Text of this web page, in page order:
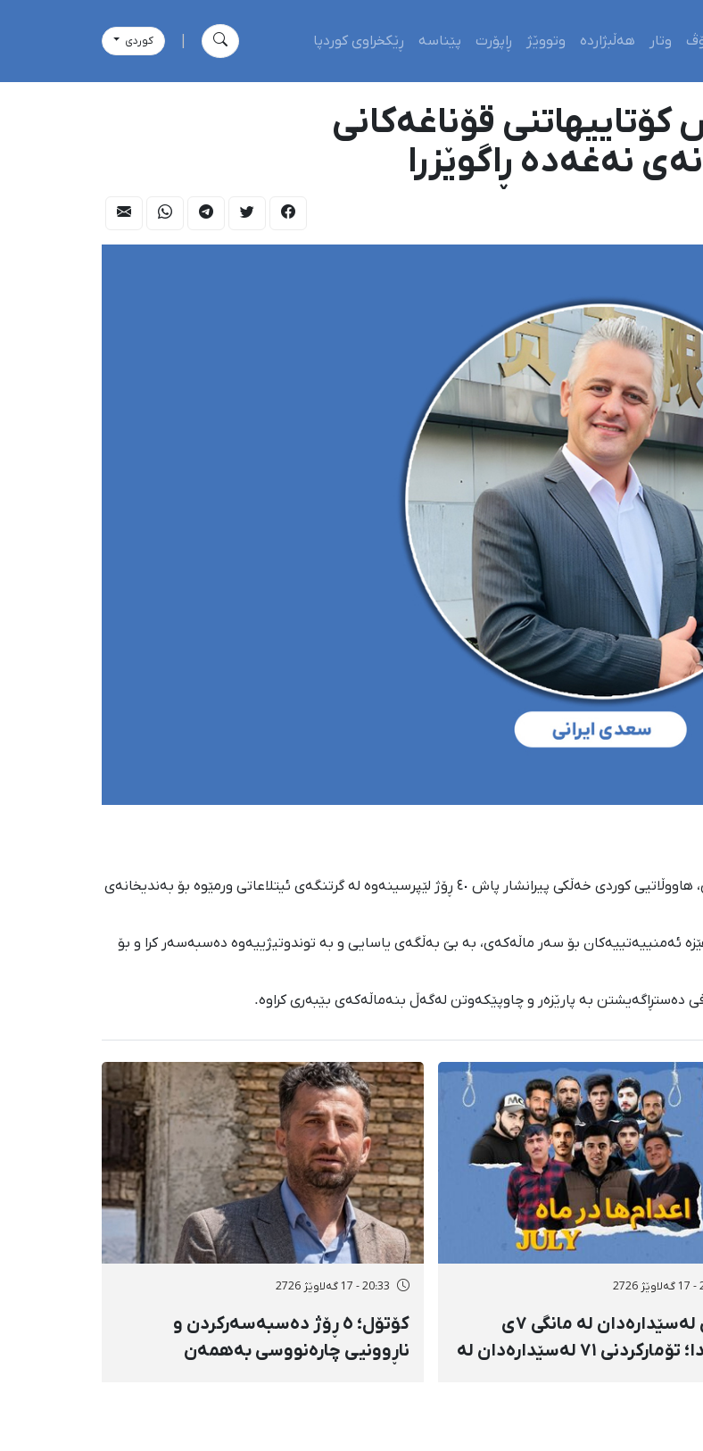
وتار هەڵبژاردە وتووێژ ڕاپۆرت پێناسە ڕێکخراوی کوردپا كوردی
قۆناغەکانی
نەغەدە ڕاگوێزرا
ڕۆژی پێنجشەممە ٧ی ڕەشەمەی ١٤٠٤، سەعدی(محەممەدڕەزا) ئیرانی، هاووڵاتیی کوردی خەڵکی پیرانشار پاش ٤٠ ڕۆژ لێپرسینەوە لە گرتنگەی ئیتلاعاتی ورمێوە بۆ بەندیخانەی
ڕۆژی ٢٨ی بەفرانباری ١٤٠٤ بە هێرشی هێزە ئەمنییەتییەکان بۆ سەر ماڵەکەی، بە بێ بەڵگەی یاسایی و بە توندوتیژییەوە دەسبەسەر کرا و بۆ
دەستڕاگەیشتن بە پارێزەر و چاوپێکەوتن لەگەڵ بنەماڵەکەی بێبەری کراوە.
ئاماری لەسێدارەدان لە مانگی ٧ی
زایینیدا؛ تۆمارکردنی ٧١ لەسێدارەدان لە
20:33 - 17 گەلاوێژ 2726
کۆتۆل؛ ٥ ڕۆژ دەسبەسەرکردن و
ناڕوونیی چارەنووسی بەهمەن